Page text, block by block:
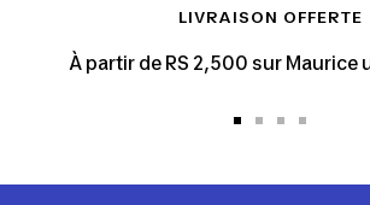
LIVRAISON OFFERTE
À partir de RS 2,500 sur Maurice